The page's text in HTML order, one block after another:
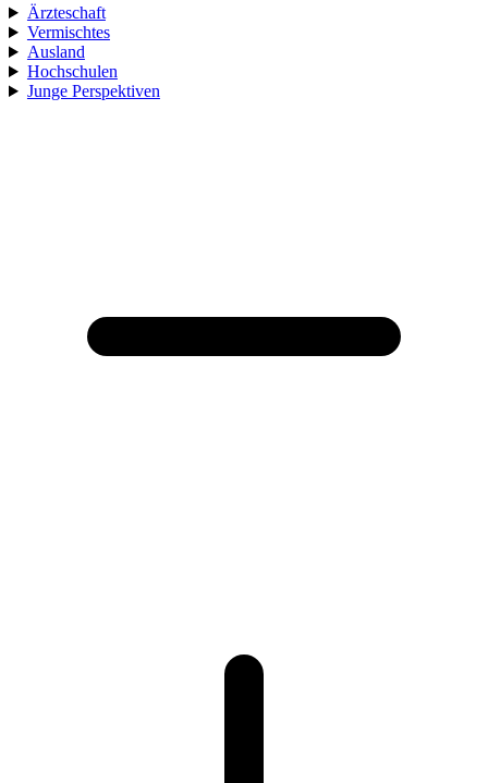
Ärzteschaft
Vermischtes
Ausland
Hochschulen
Junge Perspektiven